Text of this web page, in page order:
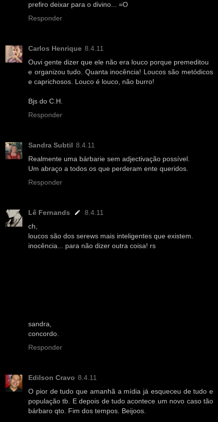
prefiro deixar para o divino... =O
Responder
Carlos Henrique 8.4.11
Ouvi gente dizer que ele não era louco porque premeditou
e organizou tudo. Quanta inocência! Loucos são metódicos
e caprichosos. Louco é louco, não burro!
Bjs do C.H.
Responder
Sandra Subtil 8.4.11
Realmente uma bárbarie sem adjectivação possível.
Um abraço a todos os que perderam ente queridos.
Responder
Lê Fernands
8.4.11
ch,
loucos são dos serews mais inteligentes que existem.
inocência... para não dizer outra coisa! rs
sandra,
concordo.
Responder
Edilson Cravo 8.4.11
O pior de tudo que amanhã a mídia já esqueceu de tudo e
população tb. E depois de tudo acontece um novo caso tão
bárbaro qto. Fim dos tempos. Beijoos.